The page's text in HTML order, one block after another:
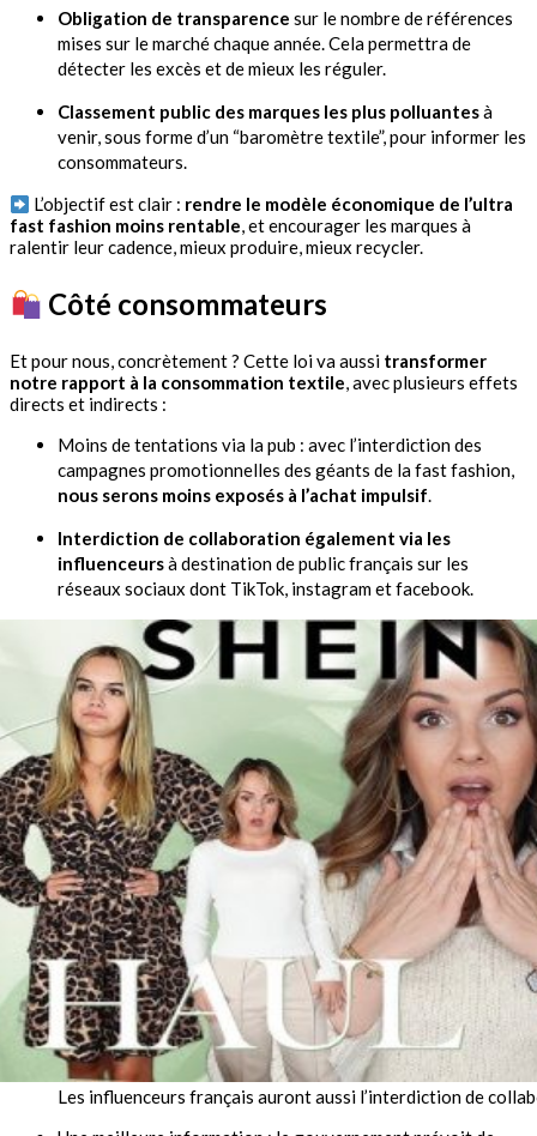
Obligation de transparence sur le nombre de références
mises sur le marché chaque année. Cela permettra de
détecter les excès et de mieux les réguler.
Classement public des marques les plus polluantesà
venir, sous forme d’un “baromètre textile”, pour informer les
consommateurs.
L’objectif est clair : rendre le modèle économique de l’ultra
fast fashion moins rentable, et encourager les marques à
ralentir leur cadence, mieux produire, mieux recycler.
Côté consommateurs
Et pour nous, concrètement ? Cette loi va aussi transformer
notre rapport à la consommation textile, avec plusieurs effets
directs et indirects :
Moins de tentations via la pub : avec l’interdiction des
campagnes promotionnelles des géants de la fast fashion,
nous serons moins exposés à l’achat impulsif.
Interdiction de collaboration également via les
influenceursà destination de public français sur les
réseaux sociaux dont TikTok, instagram et facebook.
Les influenceurs français auront aussi l’interdiction de